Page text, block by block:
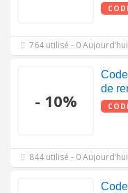
764 utilisé - 0 Aujourd’hui
- 10%
de
844 utilisé - 0 Aujourd’hui